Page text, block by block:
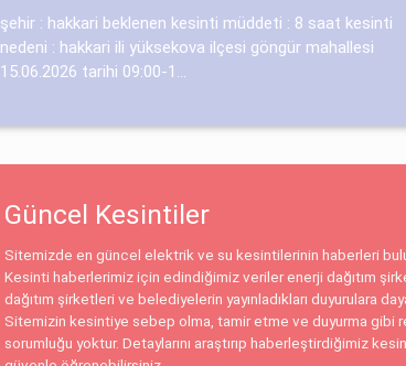
şehir : hakkari beklenen kesinti müddeti : 8 saat kesinti
nedeni : hakkari ili yüksekova ilçesi göngür mahallesi
15.06.2026 tarihi 09:00-1...
Güncel Kesintiler
Sitemizde en güncel elektrik ve su kesintilerinin haberleri
Kesinti haberlerimiz için edindiğimiz veriler enerji dağıtım
dağıtım şirketleri ve belediyelerin yayınladıkları duyurulara
Sitemizin kesintiye sebep olma, tamir etme ve duyurma gibi
sorumluğu yoktur. Detaylarını araştırıp haberleştirdiğimiz